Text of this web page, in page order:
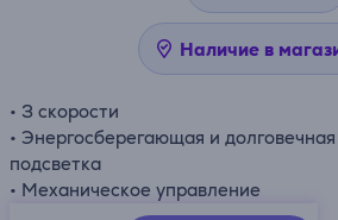
Наличие в
• 3 скорости
• Энергосберегающая и
подсветка
• Механическое управление